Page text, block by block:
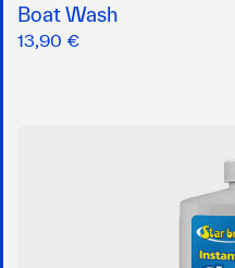
Boat Wash
13,90 €